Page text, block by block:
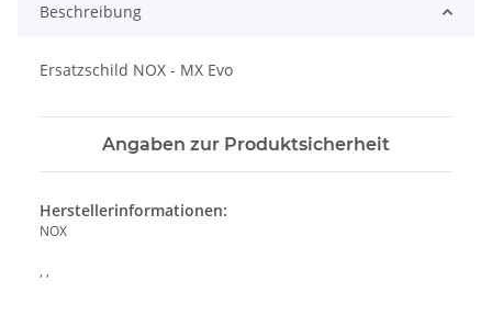
Beschreibung
Ersatzschild NOX - MX Evo
Angaben zur Produktsicherheit
Herstellerinformationen:
NOX
, ,